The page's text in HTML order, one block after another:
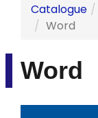
Catalogue
Word
Word